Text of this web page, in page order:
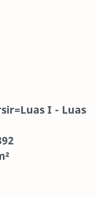
I - Luas